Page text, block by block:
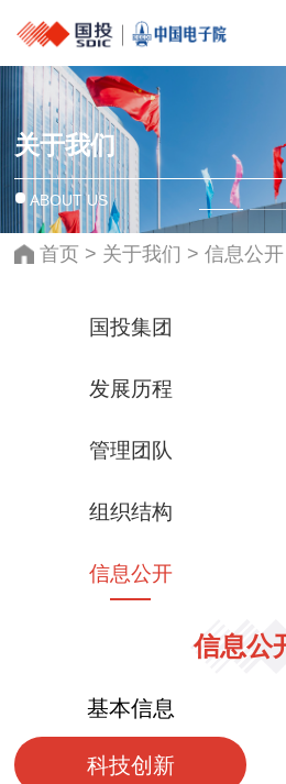
关于我们
ABOUT US
首页 > 关于我们 > 信息公开
国投集团
发展历程
管理团队
组织结构
信息公开
信息公
基本信息
科技创新